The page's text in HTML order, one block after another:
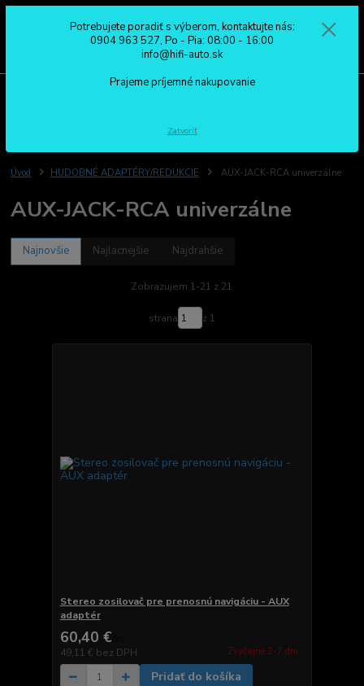
0904 963 527
Po - Pia: 08:00 - 16:00
Úvod HUDOBNÉ ADAPTÉRY/REDUKCIE AUX-JACK-RCA univerzálne
AUX-JACK-RCA univerzálne
Najnovšie Najlacnejšie Najdrahšie
Zobrazujem 1-21 z 21
strana z 1
Stereo zosilovač pre prenosnú navigáciu - AUX
adaptér
60,40 €
49,11 € bez DPH Zvyčajne 2-7 dni.
Pridať do košíka
Potrebujete poradiť s výberom, kontaktujte nás:
0904 963 527, Po - Pia: 08:00 - 16:00
info@hifi-auto.sk
Prajeme príjemné nakupovanie
Zatvoriť